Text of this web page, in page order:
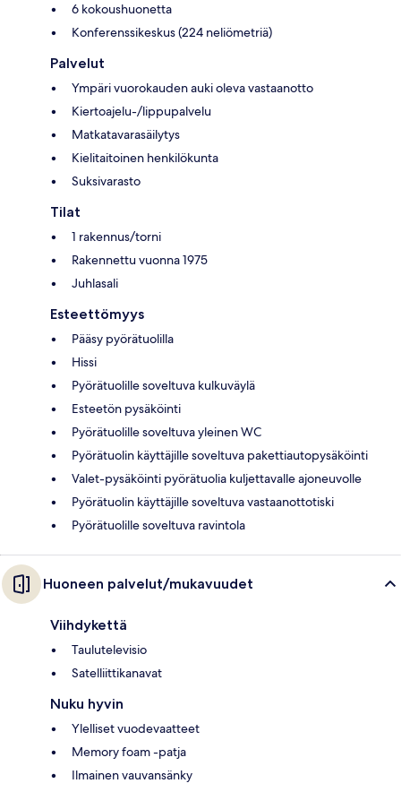
6 kokoushuonetta
Konferenssikeskus (224 neliömetriä)
Palvelut
Ympäri vuorokauden auki oleva vastaanotto
Kiertoajelu-/lippupalvelu
Matkatavarasäilytys
Kielitaitoinen henkilökunta
Suksivarasto
Tilat
1 rakennus/torni
Rakennettu vuonna 1975
Juhlasali
Esteettömyys
Pääsy pyörätuolilla
Hissi
Pyörätuolille soveltuva kulkuväylä
Esteetön pysäköinti
Pyörätuolille soveltuva yleinen WC
Pyörätuolin käyttäjille soveltuva pakettiautopysäköinti
Valet-pysäköinti pyörätuolia kuljettavalle ajoneuvolle
Pyörätuolin käyttäjille soveltuva vastaanottotiski
Pyörätuolille soveltuva ravintola
Huoneen palvelut/mukavuudet
Viihdykettä
Taulutelevisio
Satelliittikanavat
Nuku hyvin
Ylelliset vuodevaatteet
Memory foam -patja
Ilmainen vauvansänky